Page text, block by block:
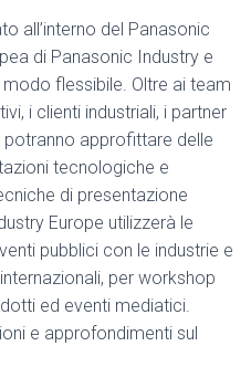
all’interno del Panasonic
di Panasonic Industry e
flessibile. Oltre ai team
i clienti industriali, i partner
approfittare delle
tecnologiche e
di presentazione
Europe utilizzerà le
pubblici con le industrie e
per workshop
ed eventi mediatici.
e approfondimenti sul